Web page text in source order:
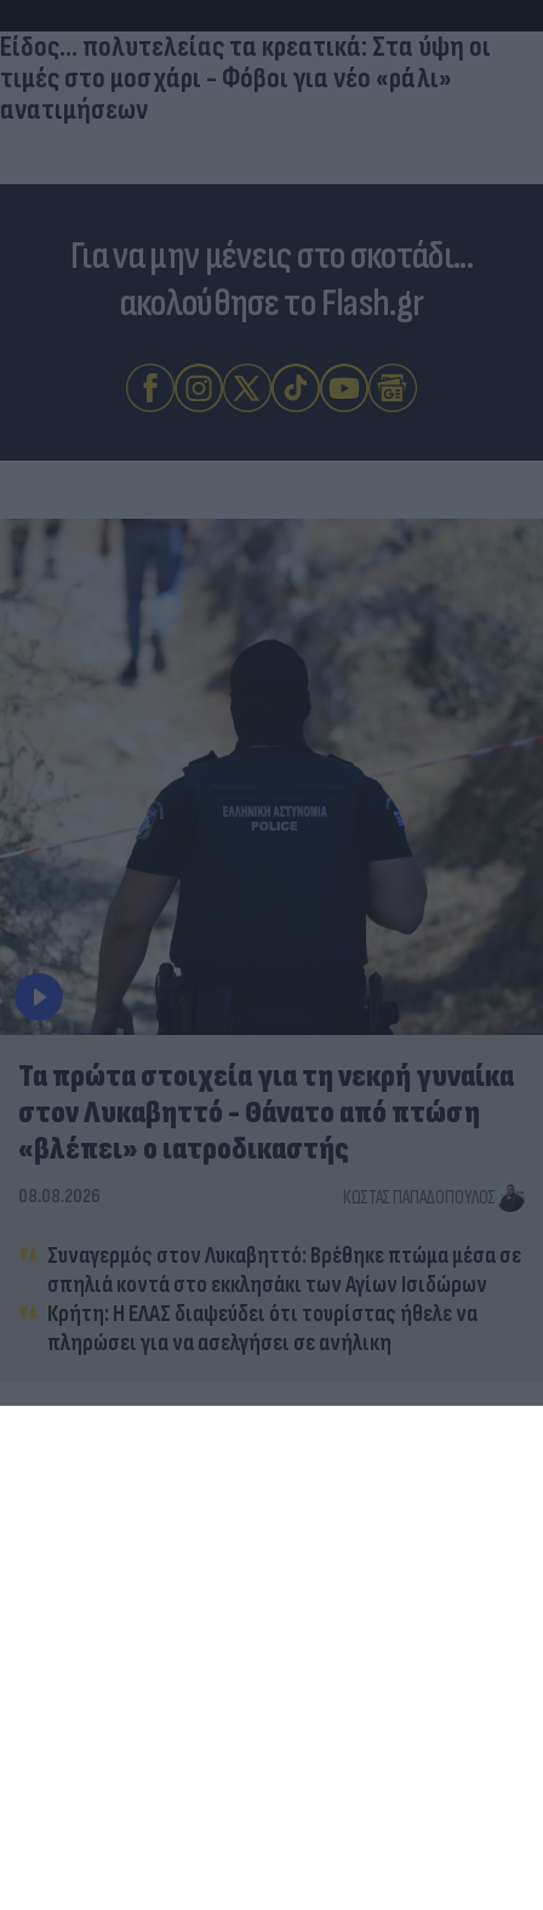
Είδος... πολυτελείας τα κρεατικά: Στα ύψη οι
τιμές στο μοσχάρι - Φόβοι για νέο «ράλι»
ανατιμήσεων
Για να μην μένεις στο σκοτάδι...
ακολούθησε το Flash.gr
Τα πρώτα στοιχεία για τη νεκρή γυναίκα
στον Λυκαβηττό - Θάνατο από πτώση
«βλέπει» ο ιατροδικαστής
08.08.2026 ΚΏΣΤΑΣ ΠΑΠΑΔΌΠΟΥΛΟΣ
Συναγερμός στον Λυκαβηττό: Βρέθηκε πτώμα μέσα σε
σπηλιά κοντά στο εκκλησάκι των Αγίων Ισιδώρων
Κρήτη: Η ΕΛΑΣ διαψεύδει ότι τουρίστας ήθελε να
πληρώσει για να ασελγήσει σε ανήλικη